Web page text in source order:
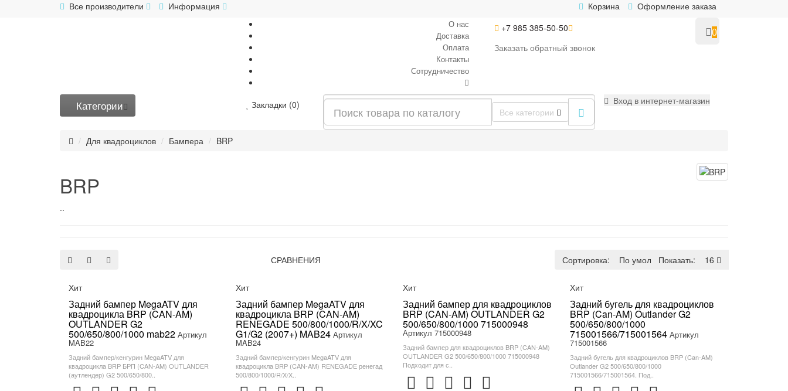
Корзина Оформление заказа
Все производители Информация
О нас
Доставка
Оплата
Контакты
Сотрудничество
+7 985 385-50-50
Заказать обратный звонок
0
Категории Закладки (0)
Все категории
Вход в интернет-магазин
Для квадроциклов Бампера BRP
BRP
..
СРАВНЕНИЯ Показать: 16
Сортировка: По умолчанию
Хит
Задний бампер MegaATV для
квадроцикла BRP (CAN-AM)
OUTLANDER G2
500/650/800/1000 mab22 Артикул
MAB22
Задний бампер/кенгурин MegaATV для
квадроцикла BRP БРП (CAN-AM) OUTLANDER
(аутлендер) G2 500/650/800..
Хит
Задний бампер MegaATV для
квадроцикла BRP (CAN-AM)
RENEGADE 500/800/1000/R/X/XC
G1/G2 (2007+) MAB24 Артикул
MAB24
Задний бампер/кенгурин MegaATV для
квадроцикла BRP (CAN-AM) RENEGADE ренегад
500/800/1000/R/X/X..
Хит
Задний бампер для квадроциклов
BRP (CAN-AM) OUTLANDER G2
500/650/800/1000 715000948
Артикул 715000948
Задний бампер для квадроциклов BRP (CAN-AM)
OUTLANDER G2 500/650/800/1000 715000948
Подходит для с..
Хит
Задний бугель для квадроциклов
BRP (Can-AM) Outlander G2
500/650/800/1000
715001566/715001564 Артикул
715001566
Задний бугель для квадроциклов BRP (Can-AM)
Outlander G2 500/650/800/1000
715001566/715001564. Под..